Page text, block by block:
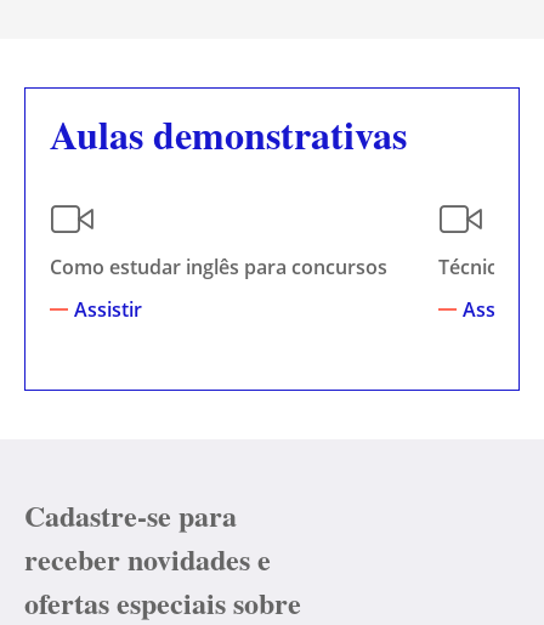
Aulas demonstrativas
Como estudar inglês para concursos
Assistir
Técnicas
Assistir
Cadastre-se para
receber novidades e
ofertas especiais sobre